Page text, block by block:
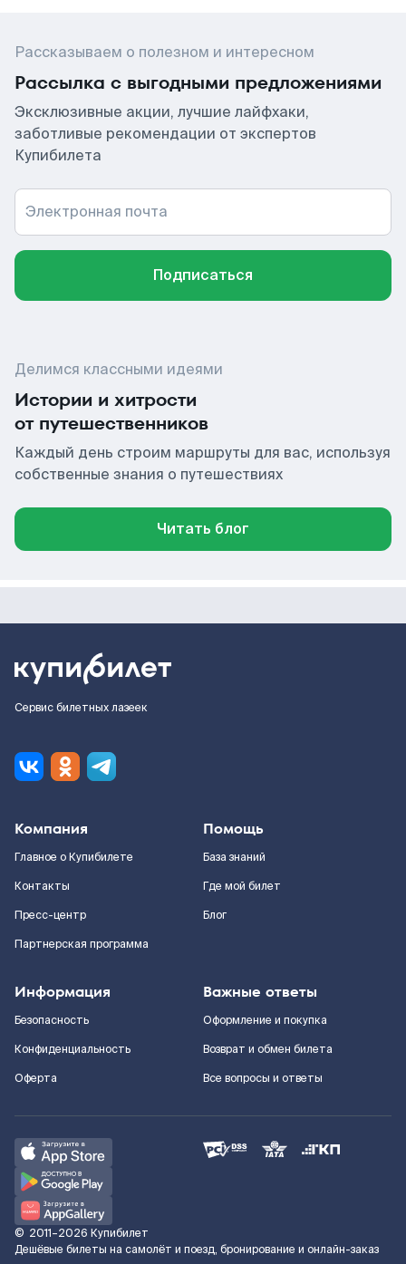
Рассказываем о полезном и интересном
Рассылка с выгодными предложениями
Эксклюзивные акции, лучшие лайфхаки,
заботливые рекомендации от экспертов
Купибилета
Электронная почта
Подписаться
Делимся классными идеями
Истории и хитрости
от путешественников
Каждый день строим маршруты для вас, используя
собственные знания о путешествиях
Читать блог
Сервис билетных лазеек
Компания
Главное о Купибилете
Контакты
Пресс-центр
Партнерская программа
Помощь
База знаний
Где мой билет
Блог
Информация
Безопасность
Конфиденциальность
Оферта
Важные ответы
Оформление и покупка
Возврат и обмен билета
Все вопросы и ответы
© 2011–2026 Купибилет
Дешёвые билеты на самолёт и поезд, бронирование и онлайн-заказ